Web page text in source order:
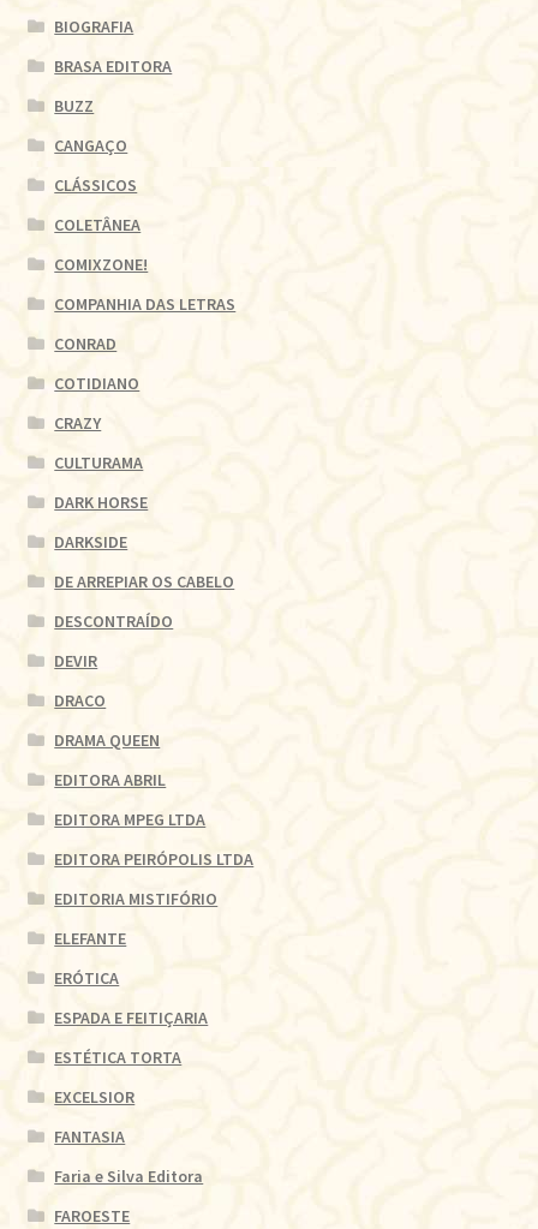
BIOGRAFIA
BRASA EDITORA
BUZZ
CANGAÇO
CLÁSSICOS
COLETÂNEA
COMIXZONE!
COMPANHIA DAS LETRAS
CONRAD
COTIDIANO
CRAZY
CULTURAMA
DARK HORSE
DARKSIDE
DE ARREPIAR OS CABELO
DESCONTRAÍDO
DEVIR
DRACO
DRAMA QUEEN
EDITORA ABRIL
EDITORA MPEG LTDA
EDITORA PEIRÓPOLIS LTDA
EDITORIA MISTIFÓRIO
ELEFANTE
ERÓTICA
ESPADA E FEITIÇARIA
ESTÉTICA TORTA
EXCELSIOR
FANTASIA
Faria e Silva Editora
FAROESTE